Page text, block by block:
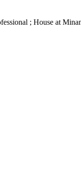
; House at